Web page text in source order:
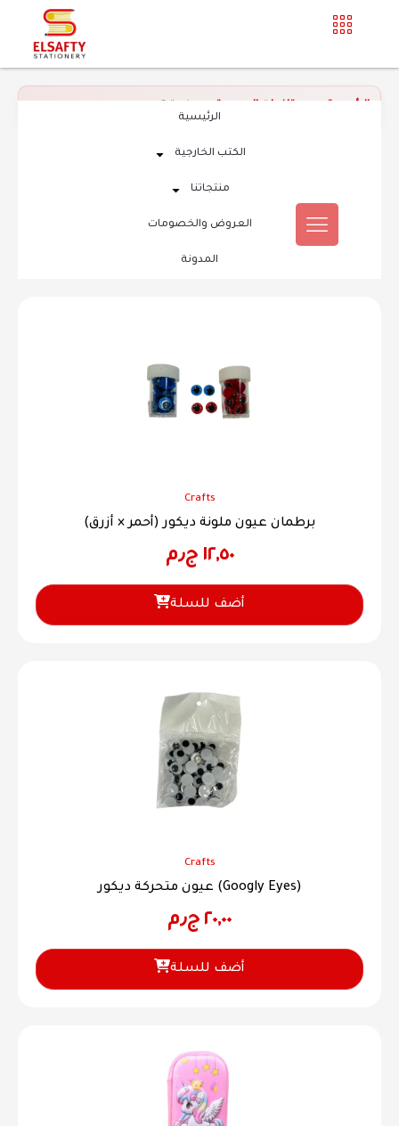
الرئيسية
الكتب الخارجية
منتجاتنا
العروض والخصومات
المدونة
Crafts
برطمان عيون ملونة ديكور (أحمر × أزرق)
١٢,٥٠ ج٫م
أضف للسلة
Crafts
عيون متحركة ديكور (Googly Eyes)
٢٠,٠٠ ج٫م
أضف للسلة